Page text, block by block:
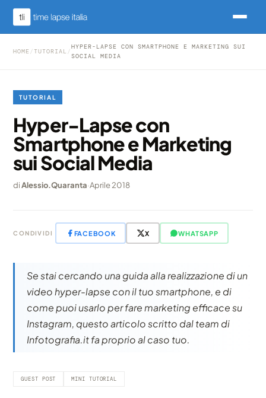
HOME / TUTORIAL /
HYPER-LAPSE CON SMARTPHONE E MARKETING SUI
SOCIAL MEDIA
TUTORIAL
Hyper-Lapse con
Smartphone e Marketing
sui Social Media
diAlessio.Quaranta·Aprile 2018
CONDIVIDI FACEBOOK X WHATSAPP
Se stai cercando una guida alla realizzazione di un
video hyper-lapse con il tuo smartphone, e di
come puoi usarlo per fare marketing efficace su
Instagram, questo articolo scritto dal team di
Infotografia.it fa proprio al caso tuo.
GUEST POST MINI TUTORIAL